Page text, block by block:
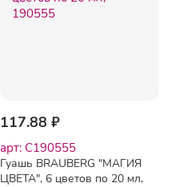
117.88 ₽
арт: C190555
Гуашь BRAUBERG "МАГИЯ
ЦВЕТА", 6 цветов по 20 мл,